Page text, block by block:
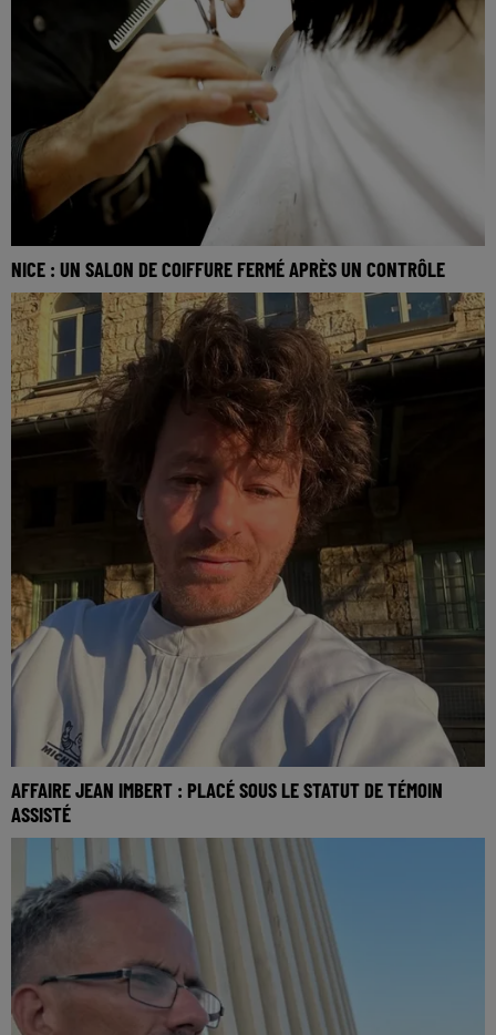
NICE : UN SALON DE COIFFURE FERMÉ APRÈS UN CONTRÔLE
AFFAIRE JEAN IMBERT : PLACÉ SOUS LE STATUT DE TÉMOIN
ASSISTÉ